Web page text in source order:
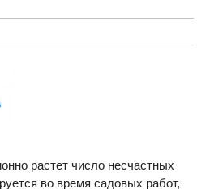
растет число несчастных
во время садовых работ,